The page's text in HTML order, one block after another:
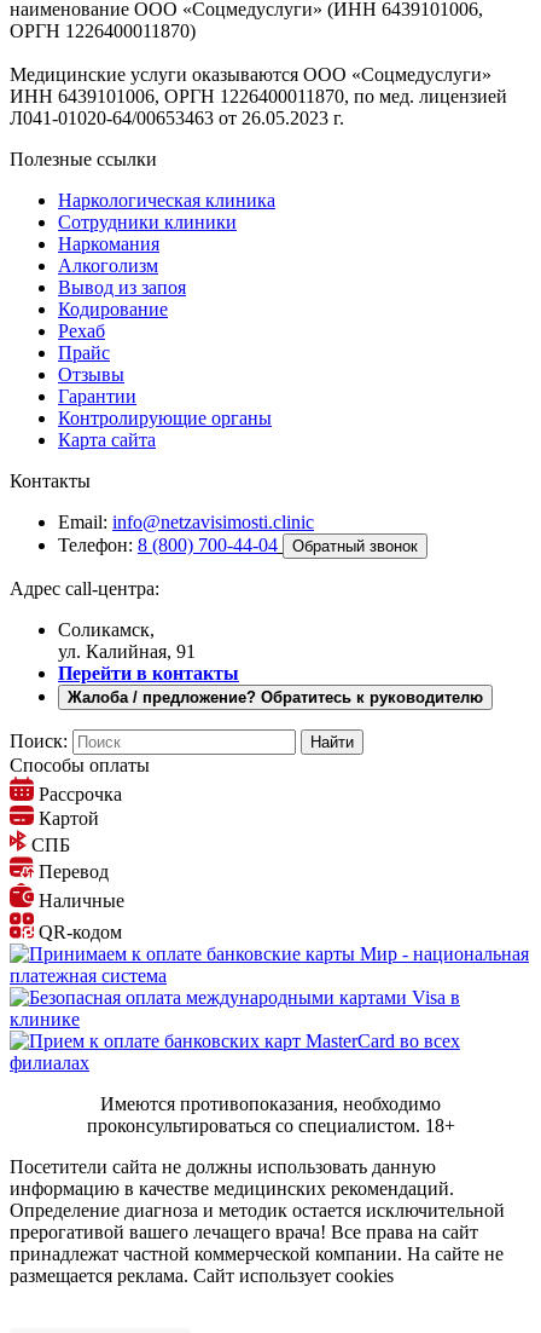
наименование ООО «Соцмедуслуги» (ИНН 6439101006,
ОРГН 1226400011870)
Медицинские услуги оказываются ООО «Соцмедуслуги»
ИНН 6439101006, ОРГН 1226400011870, по мед. лицензией
Л041-01020-64/00653463 от 26.05.2023 г.
Полезные ссылки
Наркологическая клиника
Сотрудники клиники
Наркомания
Алкоголизм
Вывод из запоя
Кодирование
Рехаб
Прайс
Отзывы
Гарантии
Контролирующие органы
Карта сайта
Контакты
Email: info@netzavisimosti.clinic
Телефон: 8 (800) 700-44-04 Обратный звонок
Адрес call-центра:
Соликамск,
ул. Калийная, 91
Перейти в контакты
Жалоба / предложение? Обратитесь к руководителю
Поиск:
Способы оплаты
Рассрочка
Картой
СПБ
Перевод
Наличные
QR-кодом
Имеются противопоказания, необходимо
проконсультироваться со специалистом. 18+
Посетители сайта не должны использовать данную
информацию в качестве медицинских рекомендаций.
Определение диагноза и методик остается исключительной
прерогативой вашего лечащего врача! Все права на сайт
принадлежат частной коммерческой компании. На сайте не
размещается реклама. Сайт использует cookies